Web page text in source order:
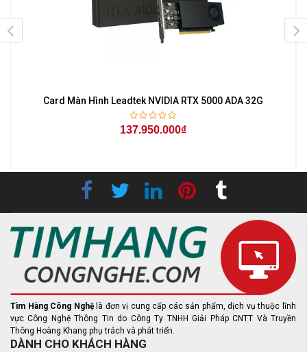
Card Màn Hình Leadtek NVIDIA RTX 5000 ADA 32G
137.950.000₫
Tìm Hàng Công Nghệ là đơn vị cung cấp các sản phẩm, dịch vụ thuộc lĩnh
vực Công Nghệ Thông Tin do Công Ty TNHH Giải Pháp CNTT Và Truyền
Thông Hoàng Khang phụ trách và phát triển.
DÀNH CHO KHÁCH HÀNG